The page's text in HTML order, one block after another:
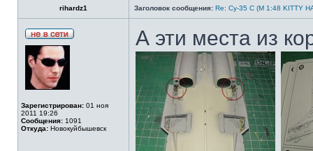
rihardz1 Заголовок сообщения: Re: Су-35 С (М 1:48 KITTY
Зарегистрирован: 01 ноя
2011 19:26
Сообщения: 1091
Откуда: Новокуйбышевск
А эти места из